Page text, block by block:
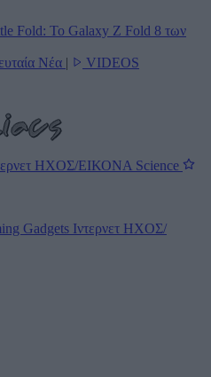
Fold: Το Galaxy Z Fold 8 των
Νέα | VIDEOS
ΗΧΟΣ/ΕΙΚΟΝΑ Science
Gadgets Ιντερνετ ΗΧΟΣ/